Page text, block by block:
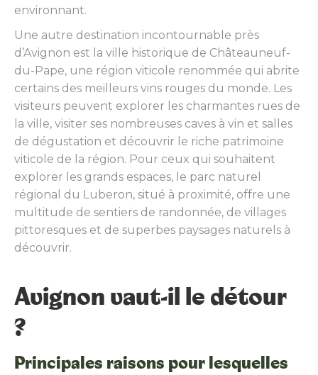
environnant.
Une autre destination incontournable près
d’Avignon est la ville historique de Châteauneuf-
du-Pape, une région viticole renommée qui abrite
certains des meilleurs vins rouges du monde. Les
visiteurs peuvent explorer les charmantes rues de
la ville, visiter ses nombreuses caves à vin et salles
de dégustation et découvrir le riche patrimoine
viticole de la région. Pour ceux qui souhaitent
explorer les grands espaces, le parc naturel
régional du Luberon, situé à proximité, offre une
multitude de sentiers de randonnée, de villages
pittoresques et de superbes paysages naturels à
découvrir.
Avignon vaut-il le détour
?
Principales raisons pour lesquelles